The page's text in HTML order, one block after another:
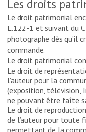
Les droits
Le droit patrimonial
L.122-1 et suivant du
photographe dès qu’il
commande.
Le droit patrimonial
Le droit de
l’auteur pour la
(exposition, télévision,
ne pouvant être faîte
Le droit de
de l’auteur pour toute
permettant de la